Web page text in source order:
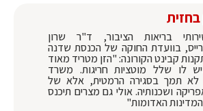
בריאות הציבור, ד"ר שרון
בוועדת החוקה של הכנסת שדנה
קבינט הקורונה: "הזן מטריד מאוד
לו שלל מוטציות חריגות. משרד
לא תמך בסגירה הרמטית, אלא של
ושכנותיה. אולי גם מצרים תיכנס
האדומות"